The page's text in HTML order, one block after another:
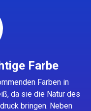
Farbe
Farben in
da sie die Natur des
bringen. Neben